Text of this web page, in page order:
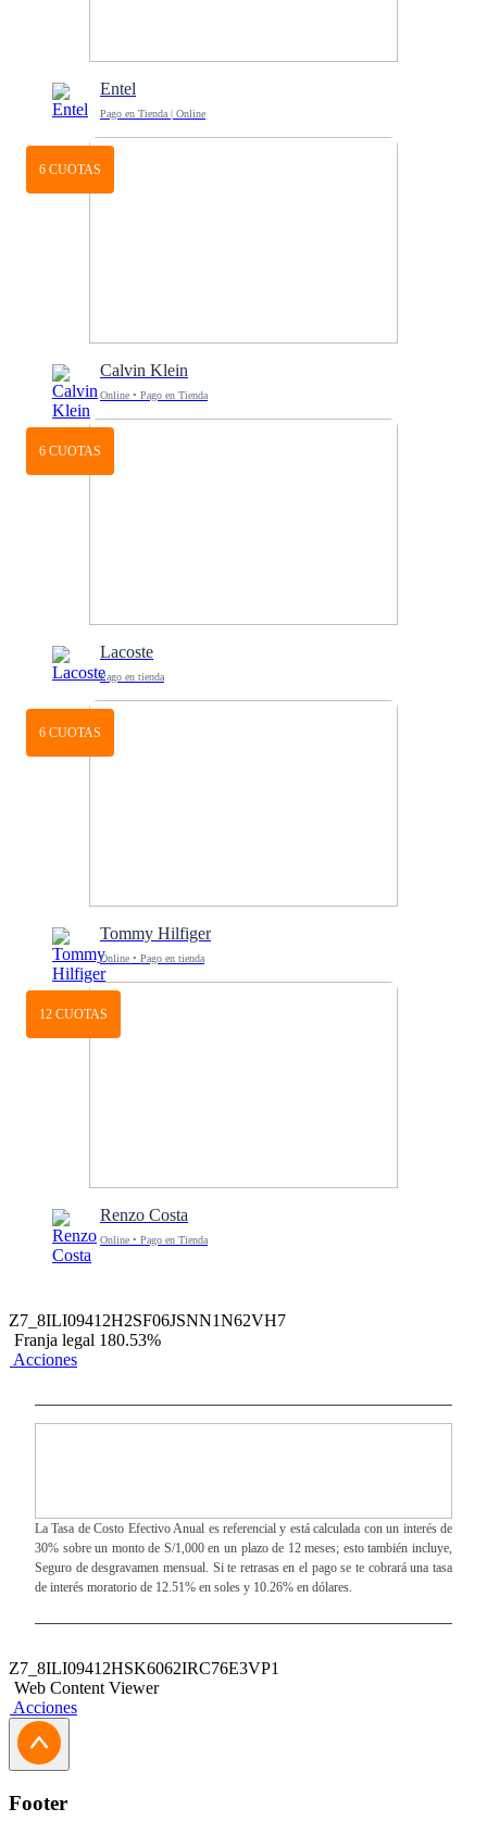
Entel
Pago en Tienda | Online
6 CUOTAS
Calvin Klein
Online • Pago en Tienda
6 CUOTAS
Lacoste
Pago en tienda
6 CUOTAS
Tommy Hilfiger
Online • Pago en tienda
12 CUOTAS
Renzo Costa
Online • Pago en Tienda
Z7_8ILI09412H2SF06JSNN1N62VH7
Franja legal 180.53%
Acciones
La Tasa de Costo Efectivo Anual es referencial y está calculada con un interés de
30% sobre un monto de S/1,000 en un plazo de 12 meses; esto también incluye,
Seguro de desgravamen mensual. Si te retrasas en el pago se te cobrará una tasa
de interés moratorio de 12.51% en soles y 10.26% en dólares.
Z7_8ILI09412HSK6062IRC76E3VP1
Web Content Viewer
Acciones
Footer